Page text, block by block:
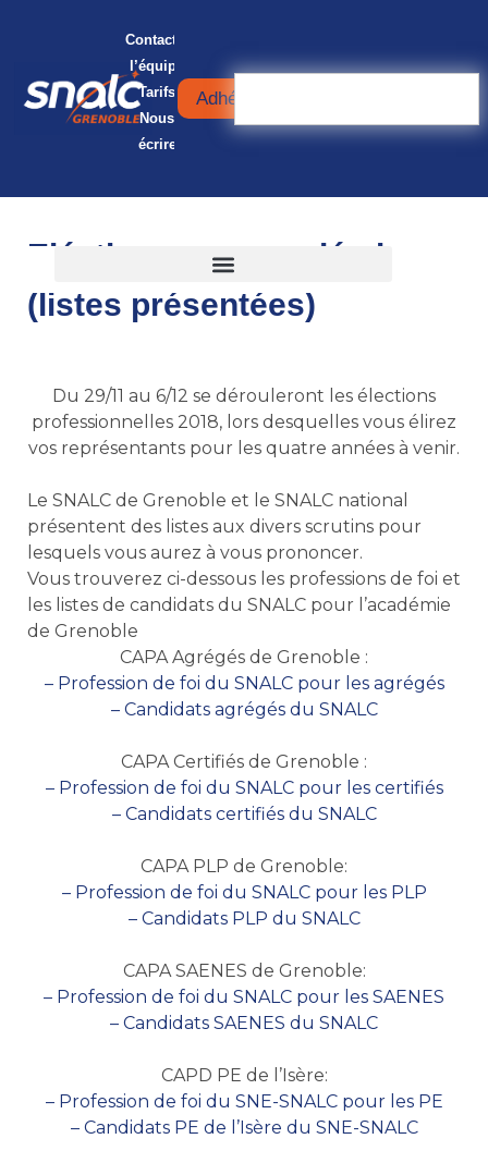
Contacter
l’équipe
Tarifs
Nous
écrire
Adhérer
Eléctions académiques
(listes présentées)
Du 29/11 au 6/12 se dérouleront les élections
professionnelles 2018, lors desquelles vous élirez
vos représentants pour les quatre années à venir.
Le SNALC de Grenoble et le SNALC national
présentent des listes aux divers scrutins pour
lesquels vous aurez à vous prononcer.
Vous trouverez ci-dessous les professions de foi et
les listes de candidats du SNALC pour l’académie
de Grenoble
CAPA Agrégés de Grenoble :
– Profession de foi du SNALC pour les agrégés
– Candidats agrégés du SNALC
CAPA Certifiés de Grenoble :
– Profession de foi du SNALC pour les certifiés
– Candidats certifiés du SNALC
CAPA PLP de Grenoble:
– Profession de foi du SNALC pour les PLP
– Candidats PLP du SNALC
CAPA SAENES de Grenoble:
– Profession de foi du SNALC pour les SAENES
– Candidats SAENES du SNALC
CAPD PE de l’Isère:
– Profession de foi du SNE-SNALC pour les PE
– Candidats PE de l’Isère du SNE-SNALC